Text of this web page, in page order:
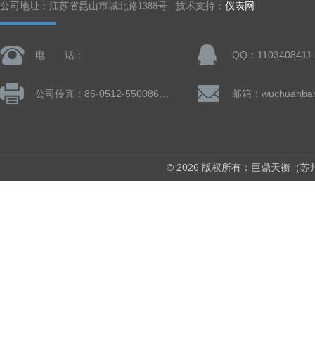
公司地址：江苏省昆山市城北路1388号 技术支持： 仪表网
电 话： QQ：1103408411
© 2026 版权所有：巨鼎天衡（